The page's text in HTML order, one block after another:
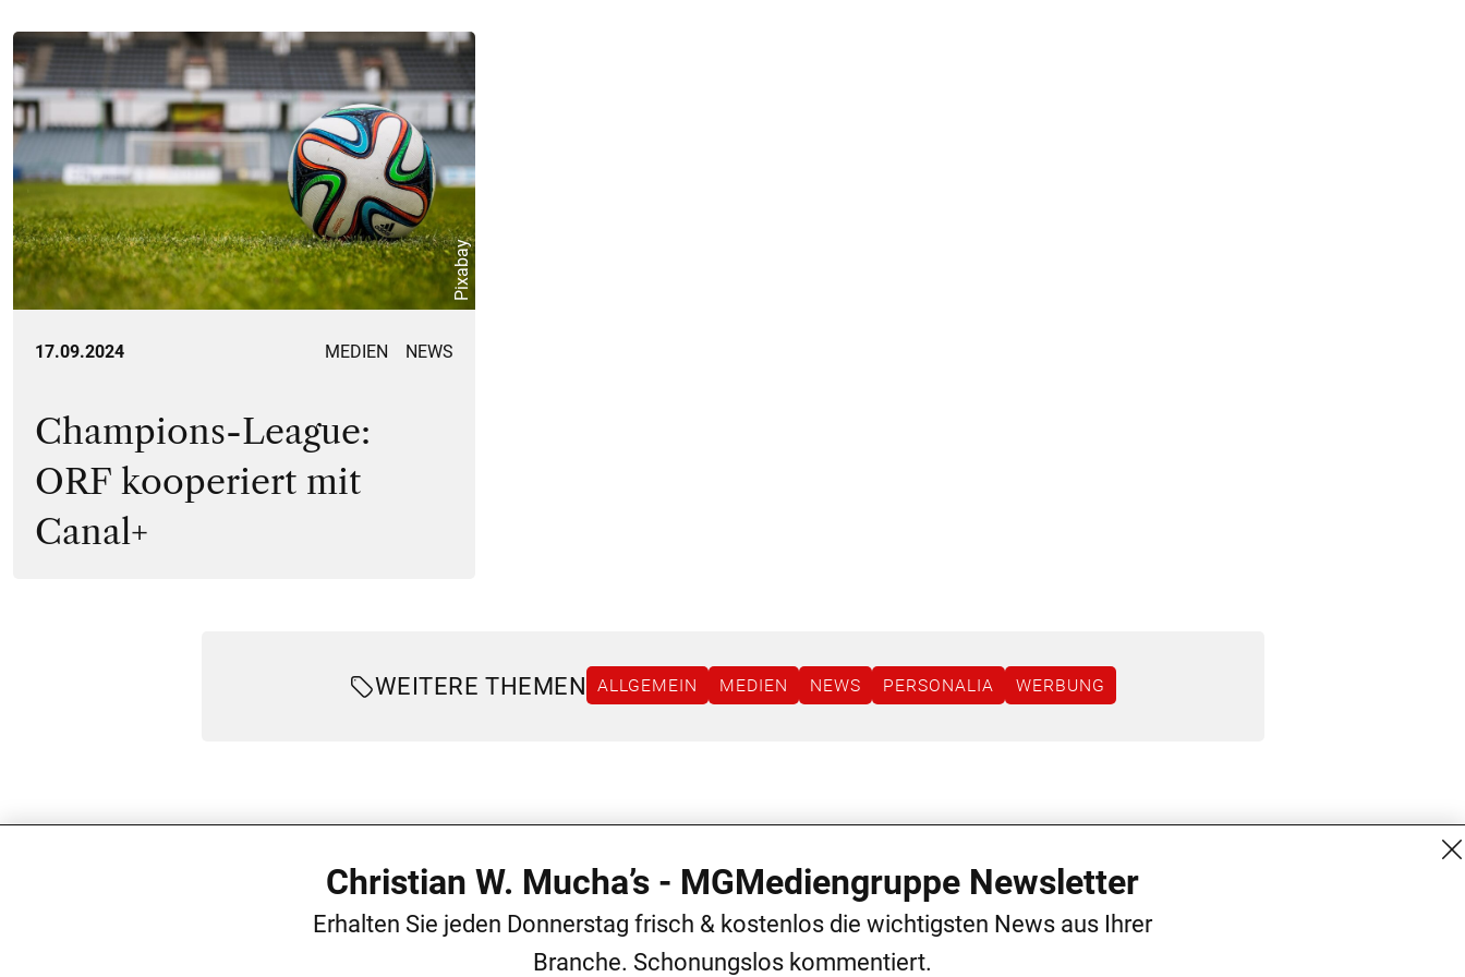
Pixabay
17.09.2024 MEDIEN NEWS
Champions-League:
ORF kooperiert mit
Canal+
WEITERE THEMEN ALLGEMEIN MEDIEN NEWS PERSONALIA WERBUNG
Burgring 1/7
Christian W. Mucha’s - MGMediengruppe Newsletter
Erhalten Sie jeden Donnerstag frisch & kostenlos die wichtigsten News aus Ihrer
Branche. Schonungslos kommentiert.